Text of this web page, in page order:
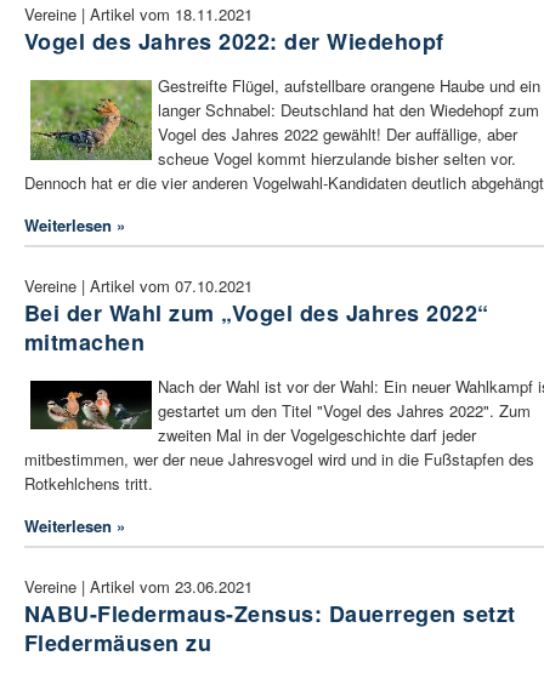
Vereine | Artikel vom 18.11.2021
Vogel des Jahres 2022: der Wiedehopf
Gestreifte Flügel, aufstellbare orangene Haube und ein
langer Schnabel: Deutschland hat den Wiedehopf zum
Vogel des Jahres 2022 gewählt! Der auffällige, aber
scheue Vogel kommt hierzulande bisher selten vor.
Dennoch hat er die vier anderen Vogelwahl-Kandidaten deutlich
Weiterlesen »
Vereine | Artikel vom 07.10.2021
Bei der Wahl zum „Vogel des Jahres 2022“
mitmachen
Nach der Wahl ist vor der Wahl: Ein neuer Wahlkampf
gestartet um den Titel "Vogel des Jahres 2022". Zum
zweiten Mal in der Vogelgeschichte darf jeder
mitbestimmen, wer der neue Jahresvogel wird und in die Fußstapfen des
Rotkehlchens tritt.
Weiterlesen »
Vereine | Artikel vom 23.06.2021
NABU-Fledermaus-Zensus: Dauerregen setzt
Fledermäusen zu